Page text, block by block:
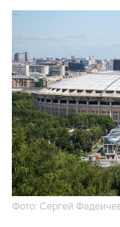
Фото: Сергей